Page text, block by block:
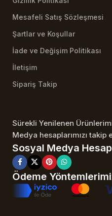
Mesafeli Satış Sözleşmesi
Şartlar ve Koşullar
İade ve Değişim Politikası
İletişim
Sipariş Takip
Sürekli Yenilenen
Medya hesaplarımızı takip
Sosyal Medya
Ödeme